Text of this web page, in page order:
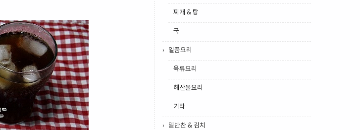
찌개 & 탕
국
일품요리
육류요리
해산물요리
기타
밑반찬 & 김치